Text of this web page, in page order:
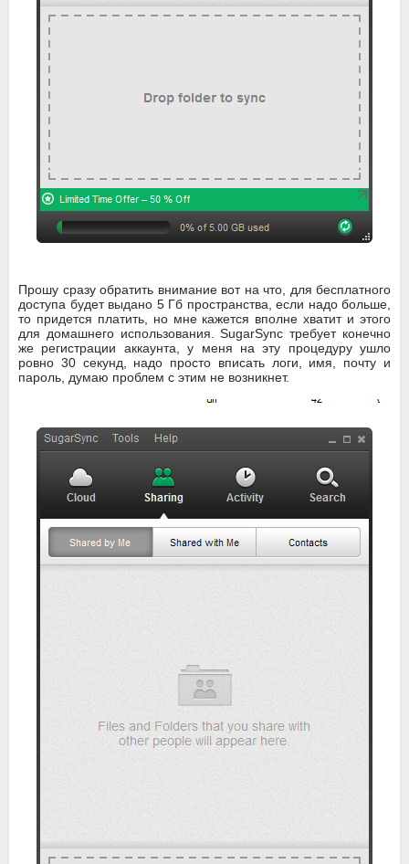
Прошу сразу обратить внимание вот на что, для бесплатного
доступа будет выдано 5 Гб пространства, если надо больше,
то придется платить, но мне кажется вполне хватит и этого
для домашнего использования. SugarSync требует конечно
же регистрации аккаунта, у меня на эту процедуру ушло
ровно 30 секунд, надо просто вписать логи, имя, почту и
пароль, думаю проблем с этим не возникнет.